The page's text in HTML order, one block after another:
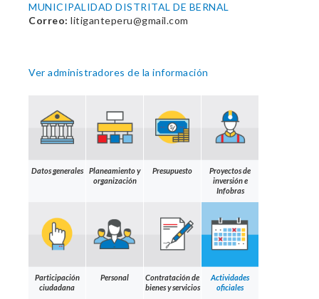
MUNICIPALIDAD DISTRITAL DE BERNAL
Correo: litiganteperu@gmail.com
Ver administradores de la información
Datos generales
Planeamiento y
organización
Presupuesto
Proyectos de
inversión e
Infobras
Participación
ciudadana
Personal
Contratación de
bienes y servicios
Actividades
oficiales